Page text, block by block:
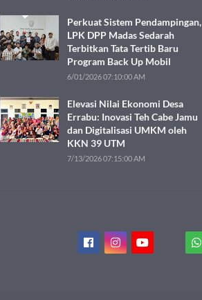
Perkuat Sistem Pendampingan,
LPK DPP Madas Sedarah
Terbitkan Tata Tertib Baru
Program Back Up Mobil
6/01/2026 07:10:00 AM
Elevasi Nilai Ekonomi Desa
Errabu: Inovasi Teh Cabe Jamu
dan Digitalisasi UMKM oleh
KKN 39 UTM
7/13/2026 07:15:00 AM